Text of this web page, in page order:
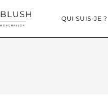
QUI SUIS-JE ?